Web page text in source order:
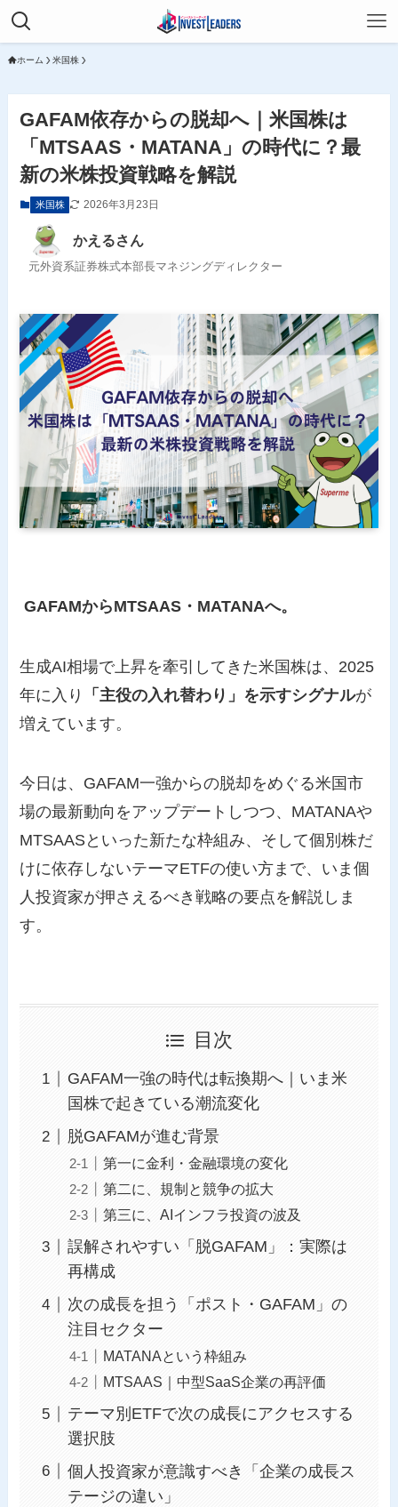
ホーム 米国株
GAFAM依存からの脱却へ｜米国株は
「MTSAAS・MATANA」の時代に？最
新の米株投資戦略を解説
米国株 2026年3月23日
かえるさん
元外資系証券株式本部長マネジングディレクター
GAFAMからMTSAAS・MATANAへ。
生成AI相場で上昇を牽引してきた米国株は、2025
年に入り
「主役の入れ替わり」を示すシグナルが
増えています。
今日は、GAFAM一強からの脱却をめぐる米国市
場の最新動向をアップデートしつつ、MATANAや
MTSAASといった新たな枠組み、そして個別株だ
けに依存しないテーマETFの使い方まで、いま個
人投資家が押さえるべき戦略の要点を解説しま
す。
目次
GAFAM一強の時代は転換期へ｜いま米
国株で起きている潮流変化
脱GAFAMが進む背景
第一に金利・金融環境の変化
第二に、規制と競争の拡大
第三に、AIインフラ投資の波及
誤解されやすい「脱GAFAM」：実際は
再構成
次の成長を担う「ポスト・GAFAM」の
注目セクター
MATANAという枠組み
MTSAAS｜中型SaaS企業の再評価
テーマ別ETFで次の成長にアクセスする
選択肢
個人投資家が意識すべき「企業の成長ス
テージの違い」